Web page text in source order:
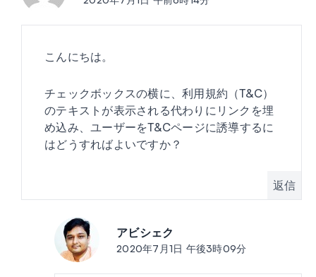
こんにちは。
チェックボックスの横に、利用規約（T&C）
のテキストが表示される代わりにリンクを埋
め込み、ユーザーをT&Cページに誘導するに
はどうすればよいですか？
返信
アビシェク
2020年7月1日 午後3時09分